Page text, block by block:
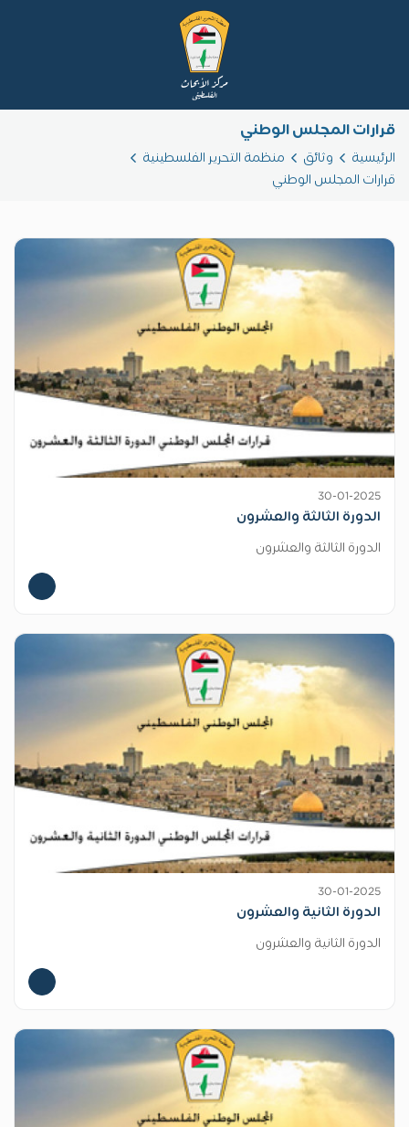
قرارات المجلس الوطني
الرئيسية وثائق
منظمة التحرير الفلسطينية
قرارات المجلس الوطني
30-01-2025
الدورة الثالثة والعشرون
الدورة الثالثة والعشرون
30-01-2025
الدورة الثانية والعشرون
الدورة الثانية والعشرون